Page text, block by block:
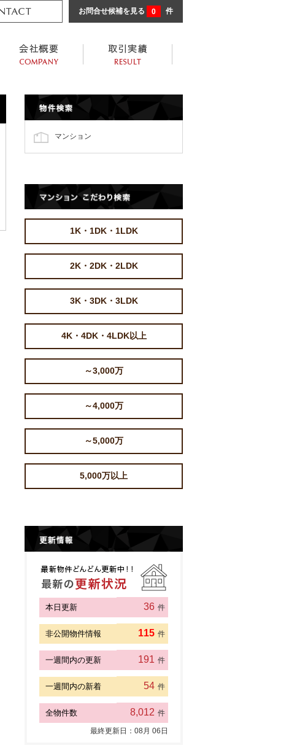
お問合せ候補を見る 0 件
マンション
1K・1DK・1LDK
2K・2DK・2LDK
3K・3DK・3LDK
4K・4DK・4LDK以上
～3,000万
～4,000万
～5,000万
5,000万以上
本日更新 36 件
非公開物件情報 115 件
一週間内の更新 191 件
一週間内の新着 54 件
全物件数 8,012 件
最終更新日： 08月 06 日